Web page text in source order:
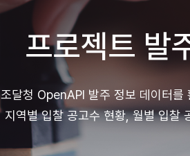
프로젝트 발
조달청 OpenAPI 발주 정보 데이터를
지역별 입찰 공고수 현황, 월별 입찰